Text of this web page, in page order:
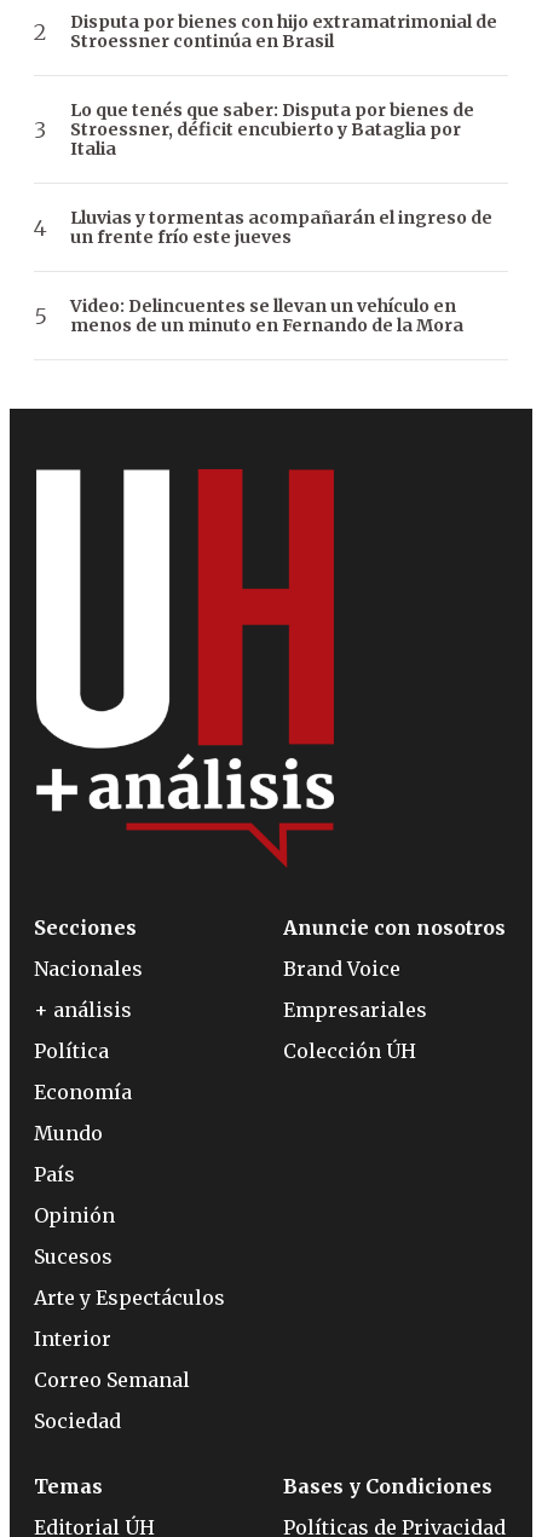
Disputa por bienes con hijo extramatrimonial de
Stroessner continúa en Brasil
Lo que tenés que saber: Disputa por bienes de
Stroessner, déficit encubierto y Bataglia por
Italia
Lluvias y tormentas acompañarán el ingreso de
un frente frío este jueves
Video: Delincuentes se llevan un vehículo en
menos de un minuto en Fernando de la Mora
Secciones
Nacionales
+ análisis
Política
Economía
Mundo
País
Opinión
Sucesos
Arte y Espectáculos
Interior
Correo Semanal
Sociedad
Anuncie con nosotros
Brand Voice
Empresariales
Colección ÚH
Temas
Editorial ÚH
Bases y Condiciones
Políticas de Privacidad